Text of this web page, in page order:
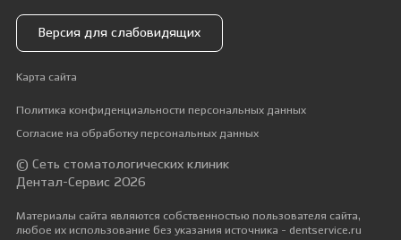
Версия для слабовидящих
Карта сайта
Политика конфиденциальности персональных данных
Согласие на обработку персональных данных
© Сеть стоматологических клиник
Дентал-Сервис 2026
Материалы сайта являются собственностью пользователя сайта,
любое их использование без указания источника - dentservice.ru